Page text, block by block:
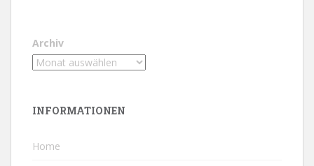
Archiv
INFORMATIONEN
Home